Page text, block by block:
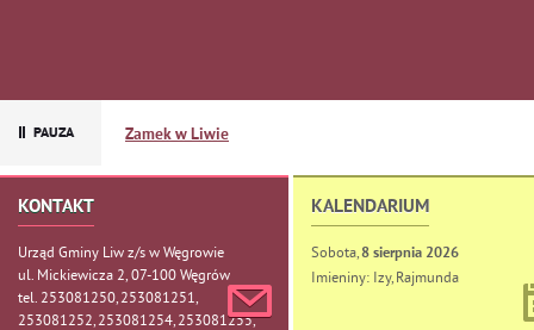
Zamek w Liwie
KONTAKT
Urząd Gminy Liw z/s w Węgrowie
ul. Mickiewicza 2, 07-100 Węgrów
tel. 253081250, 253081251,
253081252, 253081254, 253081255,
KALENDARIUM
Sobota, 8sierpnia 2026
Imieniny: Izy, Rajmunda